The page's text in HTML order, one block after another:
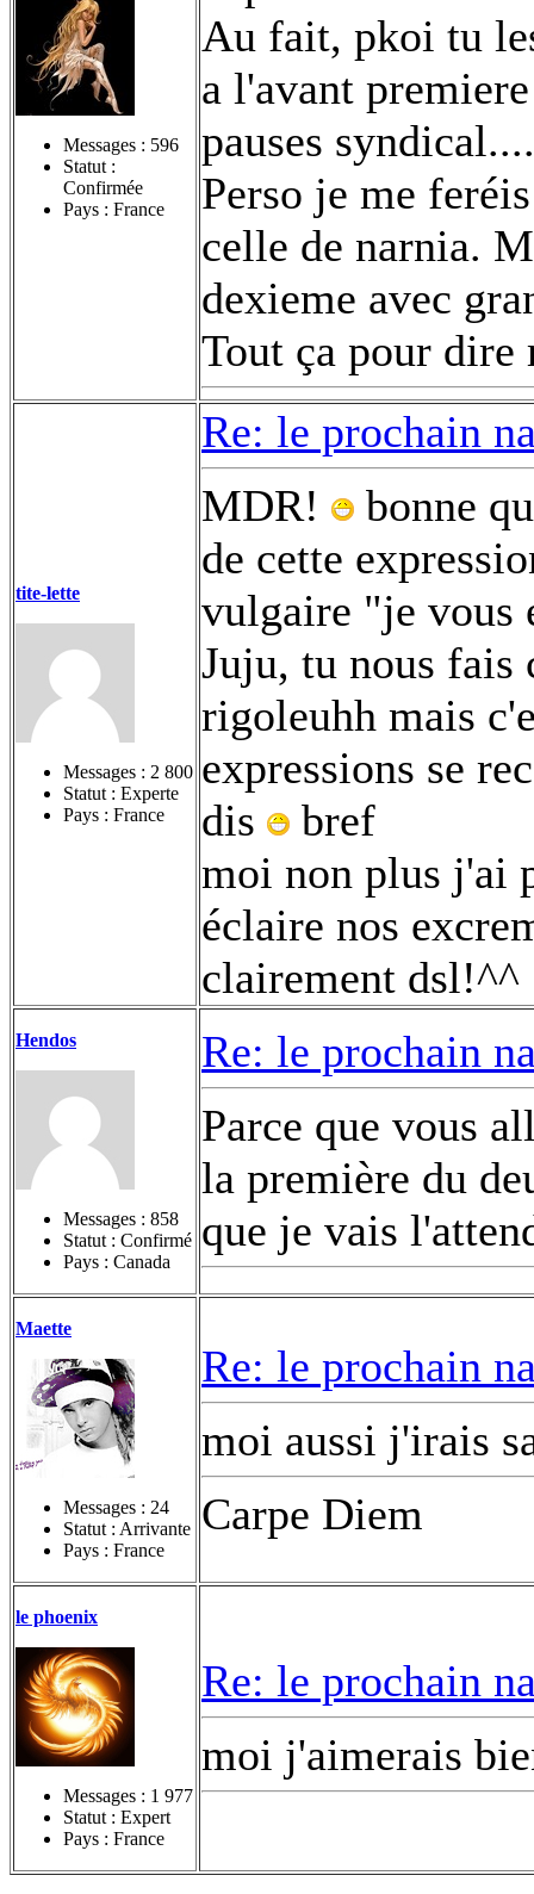
Messages : 596
Statut :
Confirmée
Pays : France
Au fait, pkoi tu
a l'avant
pauses syndical....
Perso je me
celle de narnia.
dexieme avec
Tout ça pour dire
tite-lette
Messages : 2 800
Statut : Experte
Pays : France
Re: le prochain
MDR!
bonne
de cette
vulgaire "je vous
Juju, tu nous
rigoleuhh mais
expressions se
dis
bref
moi non plus j'ai
éclaire nos
clairement dsl!^^
Hendos
Messages : 858
Statut : Confirmé
Pays : Canada
Re: le prochain
Parce que vous
la première du
que je vais
Maette
Messages : 24
Statut : Arrivante
Pays : France
Re: le prochain
moi aussi j'irais
Carpe Diem
le phoenix
Messages : 1 977
Statut : Expert
Pays : France
Re: le prochain
moi j'aimerais